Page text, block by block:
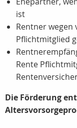
ist
Rentner
Pflichtmitglied
Rente
Die Förderung